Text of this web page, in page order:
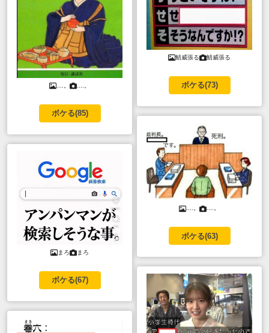
ボケる(85)
まろ まろ
ボケる(67)
鯖威張る 鯖威張る
ボケる(73)
....。 ....。
ボケる(63)